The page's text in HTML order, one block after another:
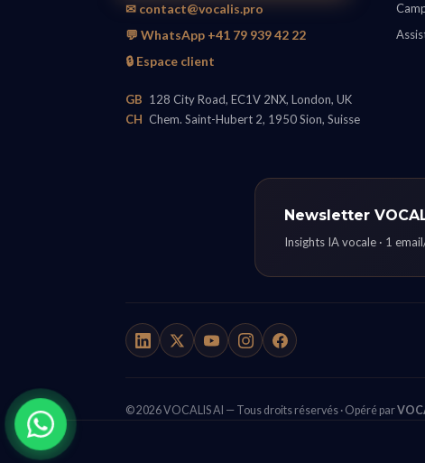
✉ contact@vocalis.pro
💬 WhatsApp +41 79 939 42 22
🔒 Espace client
GB 128 City Road, EC1V 2NX, London, UK
CH Chem. Saint-Hubert 2, 1950 Sion, Suisse
Newsletter
Insights IA vocale · 1
© 2026 VOCALIS AI — Tous droits réservés · Opéré par